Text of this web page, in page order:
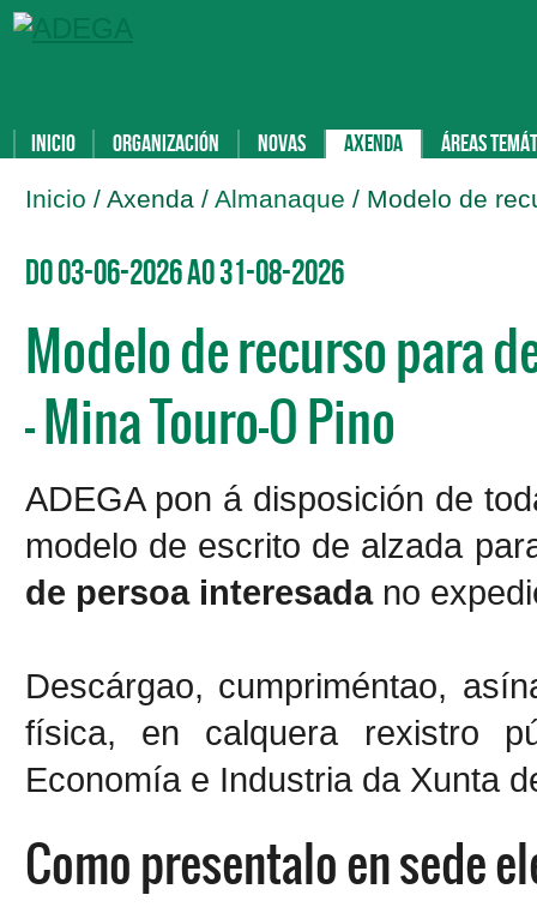
Inicio Organización Novas Axenda Áreas
Inicio / Axenda / Almanaque / Modelo de
Do 03-06-2026 ao 31-08-2026
Modelo de recurso para
- Mina Touro-O Pino
ADEGA pon á disposición de
modelo de escrito de alzada
de persoa interesadano
Descárgao, cumpriméntao,
física, en calquera rexistro
Economía e Industria da Xunta
Como presentalo en sede